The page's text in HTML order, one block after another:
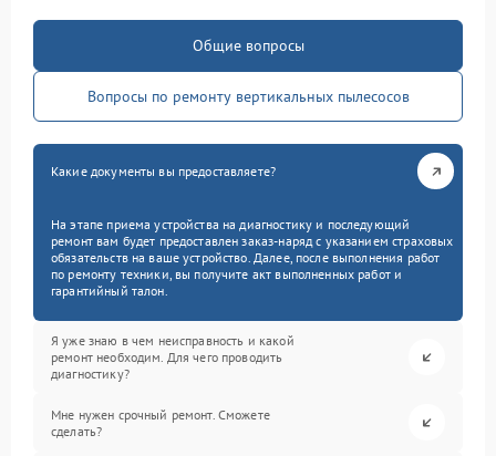
Общие вопросы
Вопросы по ремонту вертикальных пылесосов
Какие документы вы предоставляете?
На этапе приема устройства на диагностику и последующий
ремонт вам будет предоставлен заказ-наряд с указанием страховых
обязательств на ваше устройство. Далее, после выполнения работ
по ремонту техники, вы получите акт выполненных работ и
гарантийный талон.
Я уже знаю в чем неисправность и какой
ремонт необходим. Для чего проводить
диагностику?
Мне нужен срочный ремонт. Сможете
сделать?